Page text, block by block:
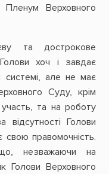
Верховного
та дострокове
хоч і завдає
системі, але не має
Суду, крім
та на роботу
Голови
свою правомочність.
незважаючи на
Голови Верховного